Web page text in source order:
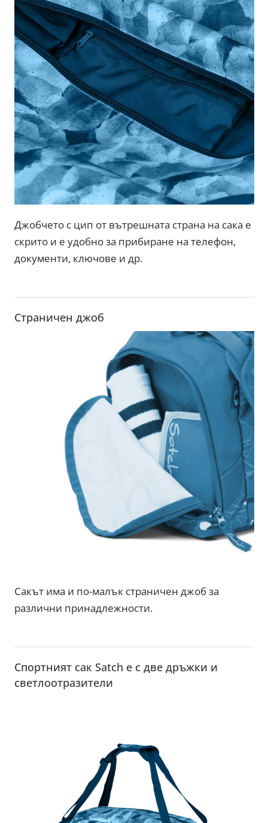
Джобчето с цип от вътрешната страна на сака е
скрито и е удобно за прибиране на телефон,
документи, ключове и др.
Страничен джоб
Сакът има и по-малък страничен джоб за
различни принадлежности.
Спортният сак Satch е с двe дръжки и
светлоотразители